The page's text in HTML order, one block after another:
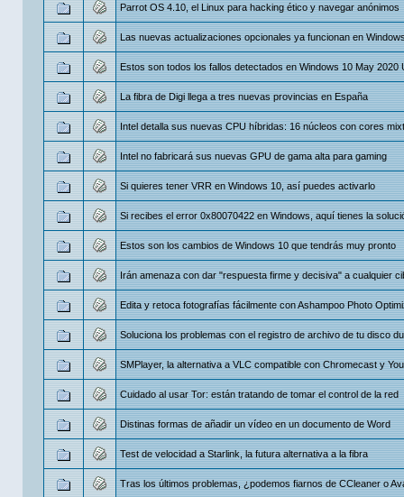
Parrot OS 4.10, el Linux para hacking ético y navegar anónimos
Las nuevas actualizaciones opcionales ya funcionan en
Estos son todos los fallos detectados en Windows 10 May 2020
La fibra de Digi llega a tres nuevas provincias en España
Intel detalla sus nuevas CPU híbridas: 16 núcleos con cores
Intel no fabricará sus nuevas GPU de gama alta para gaming
Si quieres tener VRR en Windows 10, así puedes activarlo
Si recibes el error 0x80070422 en Windows, aquí tienes la
Estos son los cambios de Windows 10 que tendrás muy pronto
Irán amenaza con dar "respuesta firme y decisiva" a cualquier
Edita y retoca fotografías fácilmente con Ashampoo Photo
Soluciona los problemas con el registro de archivo de tu disco
SMPlayer, la alternativa a VLC compatible con Chromecast y
Cuidado al usar Tor: están tratando de tomar el control de la red
Distinas formas de añadir un vídeo en un documento de Word
Test de velocidad a Starlink, la futura alternativa a la fibra
Tras los últimos problemas, ¿podemos fiarnos de CCleaner o